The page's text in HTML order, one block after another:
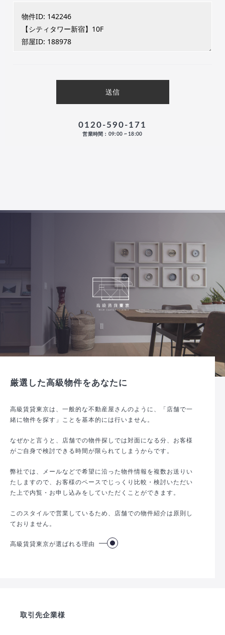
0120-590-171
営業時間：09:00 ~ 18:00
厳選した高級物件をあなたに
高級賃貸東京は、一般的な不動産屋さんのように、「店舗で一
緒に物件を探す」ことを基本的には行いません。
なぜかと言うと、店舗での物件探しでは対面になる分、お客様
がご自身で検討できる時間が限られてしまうからです。
弊社では、メールなどで希望に沿った物件情報を複数お送りい
たしますので、お客様のペースでじっくり比較・検討いただい
た上で内覧・お申し込みをしていただくことができます。
このスタイルで営業しているため、店舗での物件紹介は原則し
ておりません。
高級賃貸東京が選ばれる理由
取引先企業様